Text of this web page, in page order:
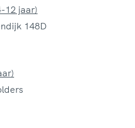
12 jaar)
148D